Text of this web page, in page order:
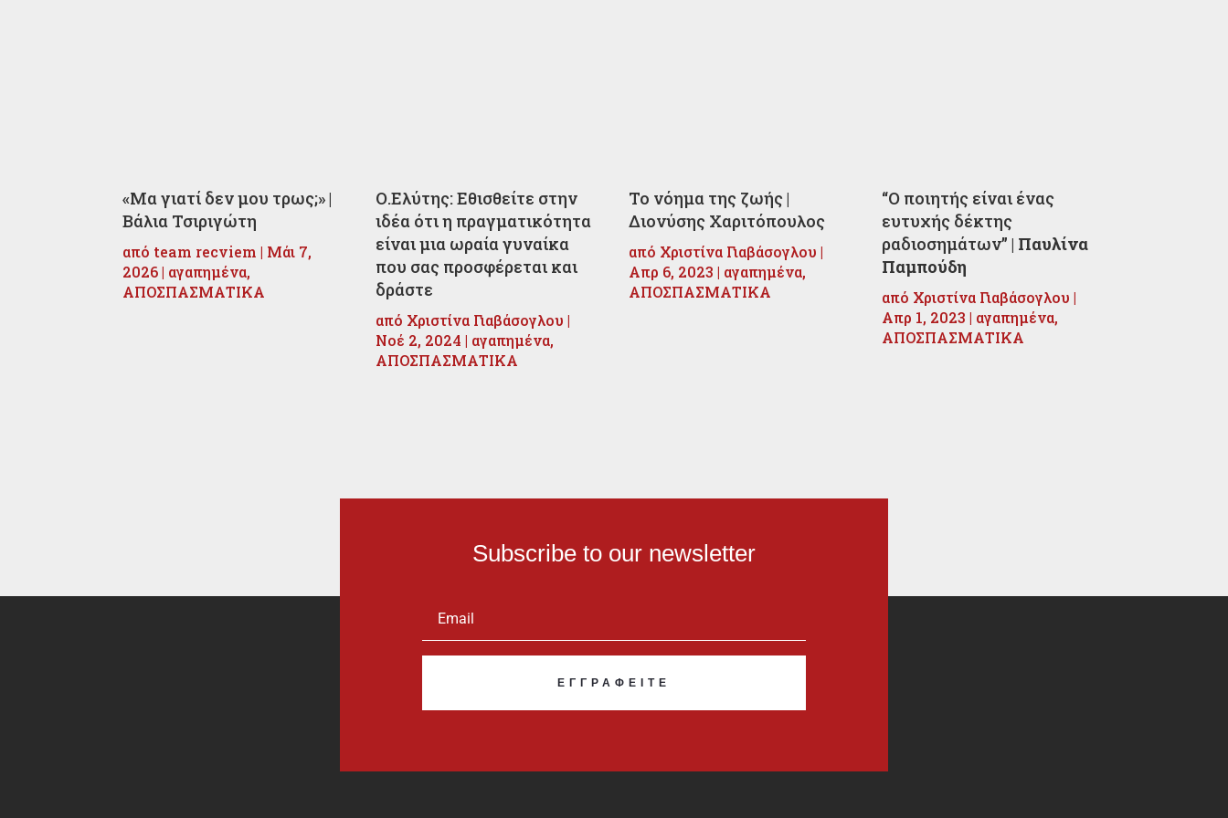
«Μα γιατί δεν μου τρως;» |
Βάλια Τσιριγώτη
από team recviem | Μάι 7,
2026| αγαπημένα,
ΑΠΟΣΠΑΣΜΑΤΙΚΑ
Ο.Ελύτης: Εθισθείτε στην
ιδέα ότι η πραγματικότητα
είναι μια ωραία γυναίκα
που σας προσφέρεται και
δράστε
από Χριστίνα Γιαβάσογλου |
Νοέ 2, 2024 | αγαπημένα,
ΑΠΟΣΠΑΣΜΑΤΙΚΑ
Το νόημα της ζωής |
Διονύσης Χαριτόπουλος
από Χριστίνα Γιαβάσογλου |
Απρ 6, 2023 | αγαπημένα,
ΑΠΟΣΠΑΣΜΑΤΙΚΑ
“Ο ποιητής είναι ένας
ευτυχής δέκτης
ραδιοσημάτων” | Παυλίνα
Παμπούδη
από Χριστίνα Γιαβάσογλου |
Απρ 1, 2023 | αγαπημένα,
ΑΠΟΣΠΑΣΜΑΤΙΚΑ
Subscribe to our newsletter
ΕΓΓΡΑΦΕΊΤΕ